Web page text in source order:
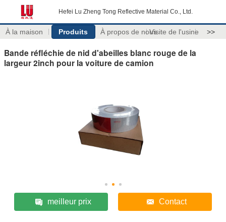
Hefei Lu Zheng Tong Reflective Material Co., Ltd.
À la maison Produits À propos de nousVisite de l'usine >>
Bande réfléchie de nid d'abeilles blanc rouge de la
largeur 2inch pour la voiture de camion
meilleur prix Contact